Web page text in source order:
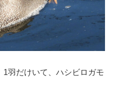
1羽だけいて、ハシビロガモ